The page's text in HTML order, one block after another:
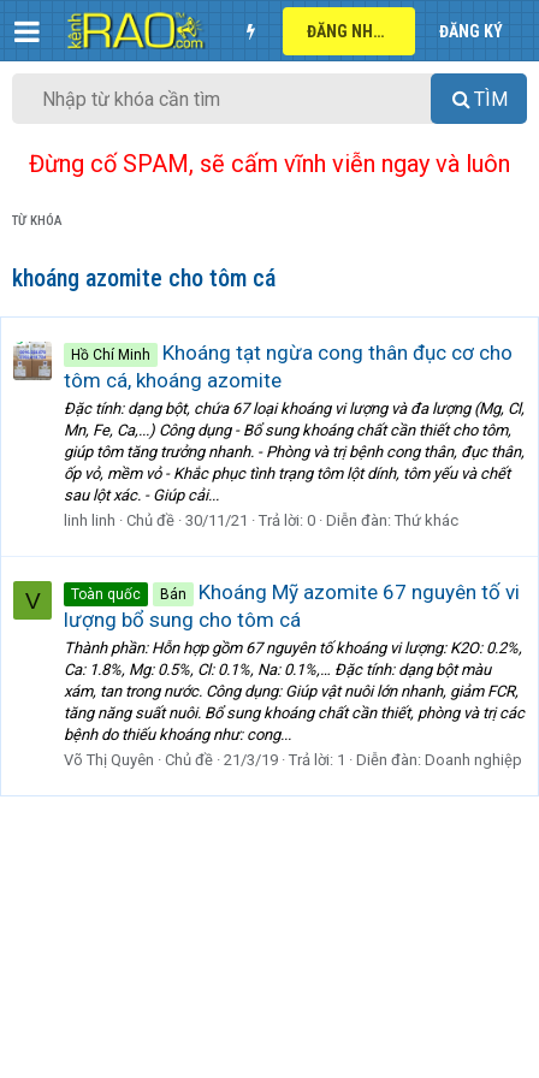
ĐĂNG NHẬP ĐĂNG KÝ
TÌM
Đừng cố SPAM, sẽ cấm vĩnh viễn ngay và luôn
TỪ KHÓA
khoáng azomite cho tôm cá
Hồ Chí Minh
Khoáng tạt ngừa cong thân đục cơ cho
tôm cá, khoáng azomite
Đặc tính: dạng bột, chứa 67 loại khoáng vi lượng và đa lượng (Mg, Cl,
Mn, Fe, Ca,...) Công dụng - Bổ sung khoáng chất cần thiết cho tôm,
giúp tôm tăng trưởng nhanh. - Phòng và trị bệnh cong thân, đục thân,
ốp vỏ, mềm vỏ - Khắc phục tình trạng tôm lột dính, tôm yếu và chết
sau lột xác. - Giúp cải...
linh linh
Chủ đề 30/11/21 Trả lời: 0 Diễn đàn: Thứ khác
V Toàn quốc Bán
Khoáng Mỹ azomite 67 nguyên tố vi
lượng bổ sung cho tôm cá
Thành phần: Hỗn hợp gồm 67 nguyên tố khoáng vi lượng: K2O: 0.2%,
Ca: 1.8%, Mg: 0.5%, Cl: 0.1%, Na: 0.1%,… Đặc tính: dạng bột màu
xám, tan trong nước. Công dụng: Giúp vật nuôi lớn nhanh, giảm FCR,
tăng năng suất nuôi. Bổ sung khoáng chất cần thiết, phòng và trị các
bệnh do thiếu khoáng như: cong...
Võ Thị Quyên
Chủ đề 21/3/19 Trả lời: 1 Diễn đàn: Doanh nghiệp